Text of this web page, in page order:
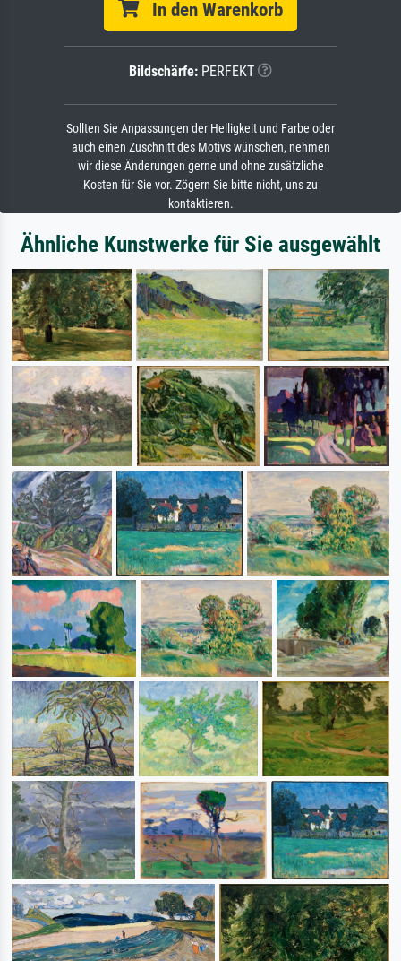
In den Warenkorb
Bildschärfe: PERFEKT
Sollten Sie Anpassungen der Helligkeit und Farbe oder
auch einen Zuschnitt des Motivs wünschen, nehmen
wir diese Änderungen gerne und ohne zusätzliche
Kosten für Sie vor. Zögern Sie bitte nicht, uns zu
kontaktieren.
Ähnliche Kunstwerke für Sie ausgewählt